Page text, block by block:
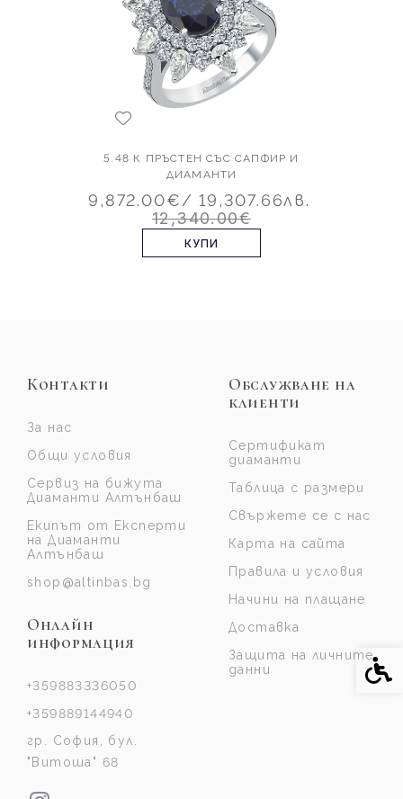
5.48 К ПРЪСТЕН СЪС САПФИР И
ДИАМАНТИ
9,872.00€/ 19,307.66лв.
12,340.00€
КУПИ
Контакти
За нас
Общи условия
Сервиз на бижута
Диаманти Алтънбаш
Екипът от Експерти
на Диаманти
Алтънбаш
shop@altinbas.bg
Онлайн
информация
+359883336050
+359889144940
гр. София, бул.
"Витоша" 68
Обслужване на
клиенти
Сертификат
диаманти
Таблица с размери
Свържете се с нас
Карта на сайта
Правила и условия
Начини на плащане
Доставка
Защита на личните
данни